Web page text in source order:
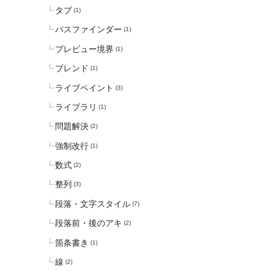
タブ (1)
パスファインダー (1)
プレビュー境界 (1)
ブレンド (1)
ライブペイント (3)
ライブラリ (1)
問題解決 (2)
強制改行 (1)
数式 (2)
整列 (3)
段落・文字スタイル (7)
段落前・後のアキ (2)
箇条書き (1)
線 (2)